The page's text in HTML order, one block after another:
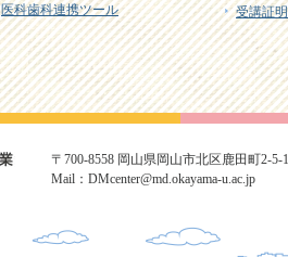
医科歯科連携ツール
受講証
〒700-8558 岡山県岡山市北区鹿田町2-
Mail：DMcenter@md.okayama-u.ac.jp